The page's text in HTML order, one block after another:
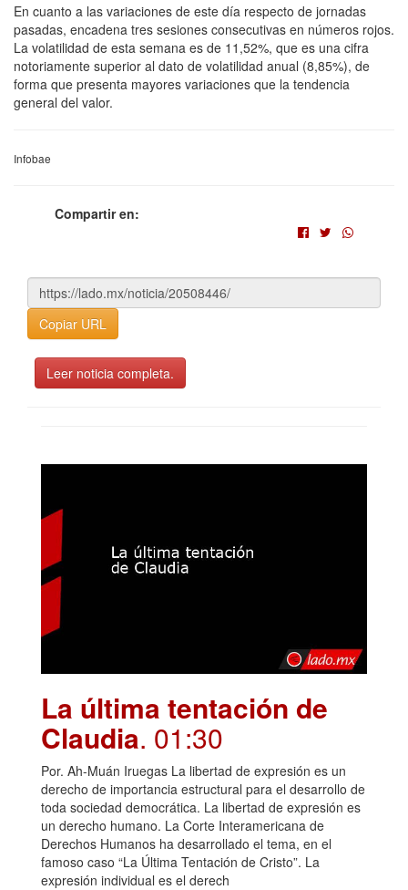
En cuanto a las variaciones de este día respecto de jornadas
pasadas, encadena tres sesiones consecutivas en números rojos.
La volatilidad de esta semana es de 11,52%, que es una cifra
notoriamente superior al dato de volatilidad anual (8,85%), de
forma que presenta mayores variaciones que la tendencia
general del valor.
Infobae
Compartir en:
Copiar URL
Leer noticia completa.
La última tentación de
Claudia. 01:30
Por. Ah-Muán Iruegas La libertad de expresión es un
derecho de importancia estructural para el desarrollo de
toda sociedad democrática. La libertad de expresión es
un derecho humano. La Corte Interamericana de
Derechos Humanos ha desarrollado el tema, en el
famoso caso “La Última Tentación de Cristo”. La
expresión individual es el derech